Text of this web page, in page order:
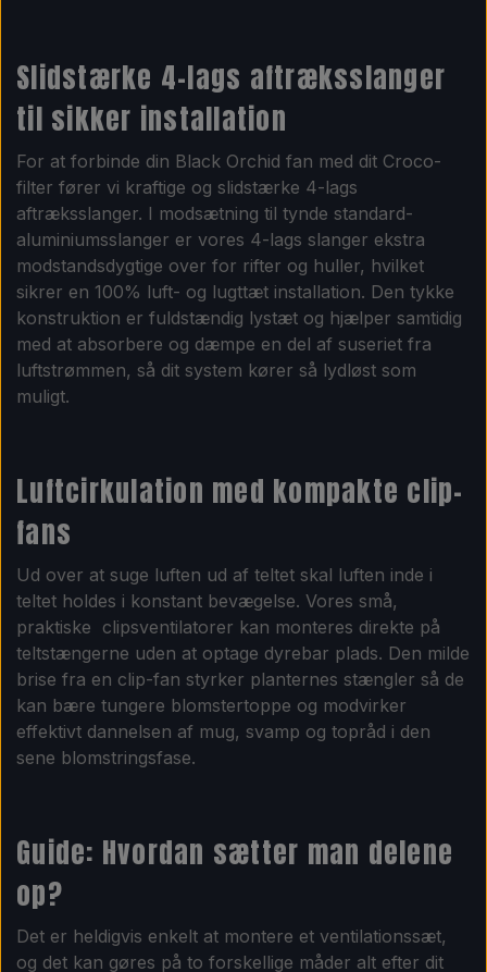
Slidstærke 4-lags aftræksslanger
til sikker installation
For at forbinde din Black Orchid fan med dit Croco-
filter fører vi kraftige og slidstærke 4-lags
aftræksslanger. I modsætning til tynde standard-
aluminiumsslanger er vores 4-lags slanger ekstra
modstandsdygtige over for rifter og huller, hvilket
sikrer en 100% luft- og lugttæt installation. Den tykke
konstruktion er fuldstændig lystæt og hjælper samtidig
med at absorbere og dæmpe en del af suseriet fra
luftstrømmen, så dit system kører så lydløst som
muligt.
Luftcirkulation med kompakte clip-
fans
Ud over at suge luften ud af teltet skal luften inde i
teltet holdes i konstant bevægelse. Vores små,
praktiske clipsventilatorer kan monteres direkte på
teltstængerne uden at optage dyrebar plads. Den milde
brise fra en clip-fan styrker planternes stængler så de
kan bære tungere blomstertoppe og modvirker
effektivt dannelsen af mug, svamp og topråd i den
sene blomstringsfase.
Guide: Hvordan sætter man delene
op?
Det er heldigvis enkelt at montere et ventilationssæt,
og det kan gøres på to forskellige måder alt efter dit